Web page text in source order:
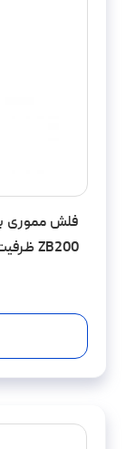
ZB200 ظرفیت 64 گیگابایت